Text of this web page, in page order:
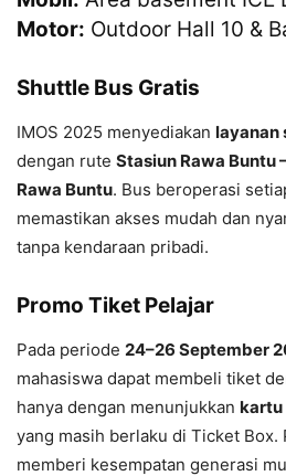
Motor: Outdoor Hall 10 &
Shuttle Bus Gratis
IMOS 2025 menyediakan layanan
dengan rute Stasiun Rawa Buntu
Rawa Buntu. Bus beroperasi
memastikan akses mudah dan
tanpa kendaraan pribadi.
Promo Tiket Pelajar
Pada periode 24–26 September
mahasiswa dapat membeli tiket
hanya dengan menunjukkan kartu
yang masih berlaku di Ticket
memberi kesempatan generasi